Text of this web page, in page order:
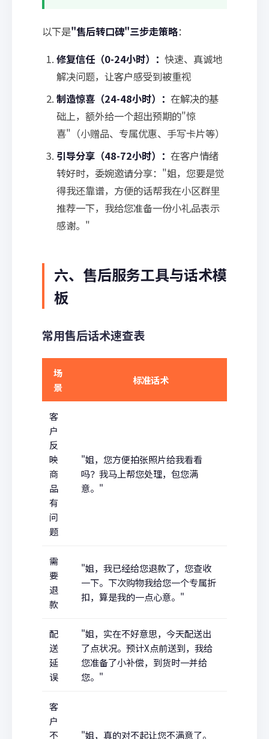
以下是"售后转口碑"三步走策略：
修复信任（0-24小时）： 快速、真诚地
解决问题，让客户感受到被重视
制造惊喜（24-48小时）： 在解决的基
础上，额外给一个超出预期的"惊
喜"（小赠品、专属优惠、手写卡片等）
引导分享（48-72小时）： 在客户情绪
转好时，委婉邀请分享："姐，您要是觉
得我还靠谱，方便的话帮我在小区群里
推荐一下，我给您准备一份小礼品表示
感谢。"
六、售后服务工具与话术模
板
常用售后话术速查表
场
景
标准话术
客
户
反
映
商
品
有
问
题
"姐，您方便拍张照片给我看看
吗？我马上帮您处理，包您满
意。"
需
要
退
款
"姐，我已经给您退款了，您查收
一下。下次购物我给您一个专属折
扣，算是我的一点心意。"
配
送
延
误
"姐，实在不好意思，今天配送出
了点状况。预计X点前送到，我给
您准备了小补偿，到货时一并给
您。"
客
户
不
"姐，真的对不起让您不满意了。